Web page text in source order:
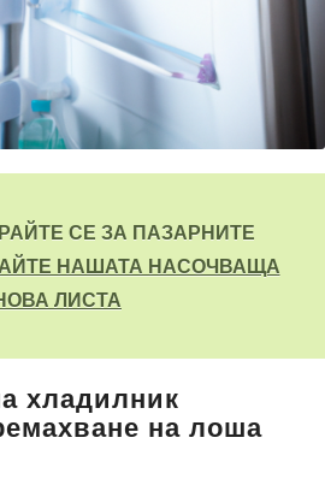
СЕ ЗА ПАЗАРНИТЕ
НАШАТА НАСОЧВАЩА
ЛИСТА
хладилник
на лоша